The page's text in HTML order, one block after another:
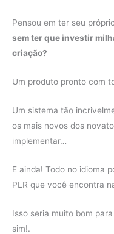
Pensou em ter seu
sem ter que investir
criação?
Um produto pronto com
Um sistema tão
os mais novos dos
implementar…
E ainda! Todo no idioma
PLR que você encontra
Isso seria muito bom
sim!.